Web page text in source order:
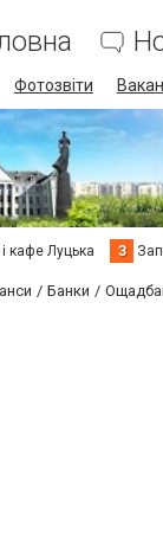
Фотозвіти
кафе Луцька З
Банки